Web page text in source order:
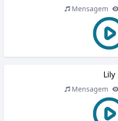
Mensagem
Lily
Mensagem